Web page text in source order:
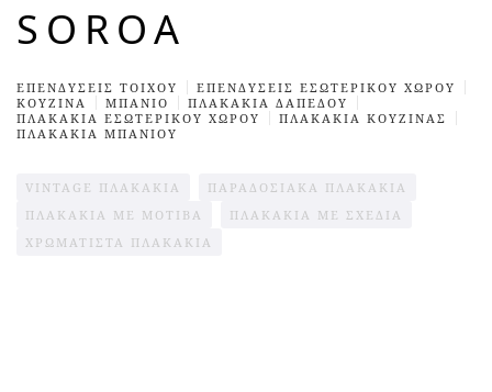
SOROA
ΕΠΕΝΔΥΣΕΙΣ TΟΙΧΟΥ
ΕΠΕΝΔΥΣΕΙΣ ΕΣΩΤΕΡΙΚΟΎ ΧΩΡΟΥ
ΚΟΥΖΊΝΑ
ΜΠΆΝΙΟ
ΠΛΑΚΆΚΙΑ ΔΑΠΈΔΟΥ
ΠΛΑΚΑΚΙΑ ΕΣΩΤΕΡΙΚΟΎ ΧΩΡΟΥ
ΠΛΑΚΆΚΙΑ ΚΟΥΖΊΝΑΣ
ΠΛΑΚΑΚΙΑ ΜΠΑΝΙΟΥ
VINTAGE ΠΛΑΚΆΚΙΑ
ΠΑΡΑΔΟΣΙΑΚΑ ΠΛΑΚΑΚΙΑ
ΠΛΑΚΆΚΙΑ ΜΕ ΜΟΤΊΒΑ
ΠΛΑΚΆΚΙΑ ΜΕ ΣΧΈΔΙΑ
ΧΡΩΜΑΤΙΣΤΆ ΠΛΑΚΆΚΙΑ